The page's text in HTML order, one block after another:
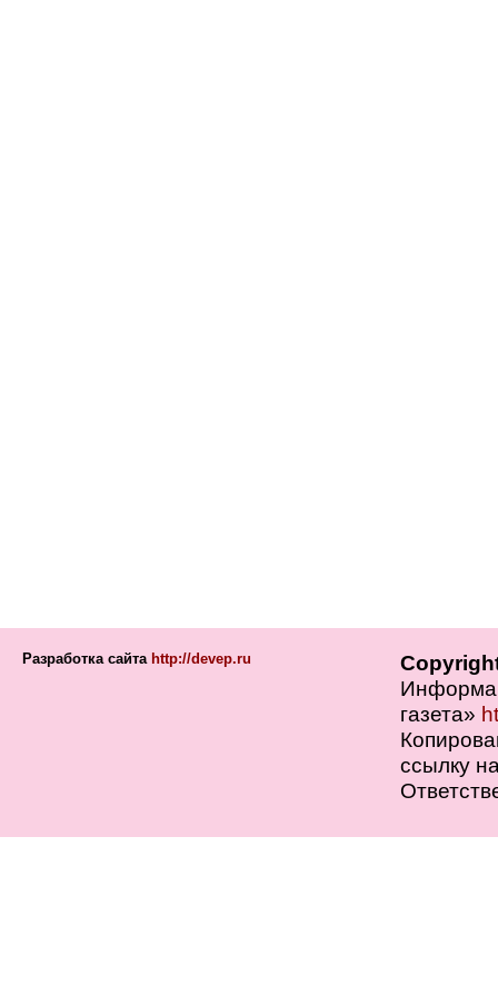
газета»
ссылку
Разработка сайта http://devep.ru